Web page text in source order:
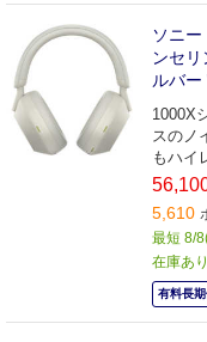
ソニ
ンセ
ルバ
1000X
スのノ
もハイ
5,610
最短 8/
在庫あり
有料長